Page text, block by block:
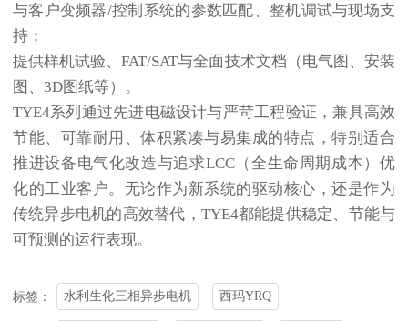
与客户变频器/控制系统的参数匹配、整机调试与现场支
持；
提供样机试验、FAT/SAT与全面技术文档（电气图、安装
图、3D图纸等）。
TYE4系列通过先进电磁设计与严苛工程验证，兼具高效
节能、可靠耐用、体积紧凑与易集成的特点，特别适合
推进设备电气化改造与追求LCC（全生命周期成本）优
化的工业客户。无论作为新系统的驱动核心，还是作为
传统异步电机的高效替代，TYE4都能提供稳定、节能与
可预测的运行表现。
标签： 水利生化三相异步电机 西玛YRQ